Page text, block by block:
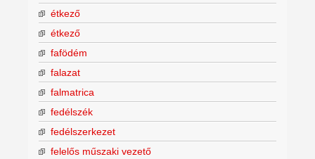
étkező
étkező
fafödém
falazat
falmatrica
fedélszék
fedélszerkezet
felelős műszaki vezető